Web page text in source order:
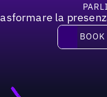
la
Book aBOOK